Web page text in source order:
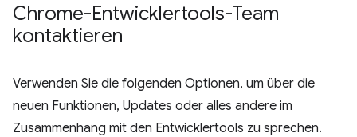
Chrome-Entwicklertools-Team
kontaktieren
Verwenden Sie die folgenden Optionen, um über die
neuen Funktionen, Updates oder alles andere im
Zusammenhang mit den Entwicklertools zu sprechen.